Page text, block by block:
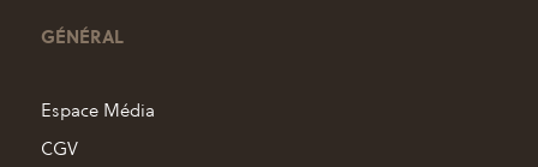
GÉNÉRAL
Espace Média
CGV